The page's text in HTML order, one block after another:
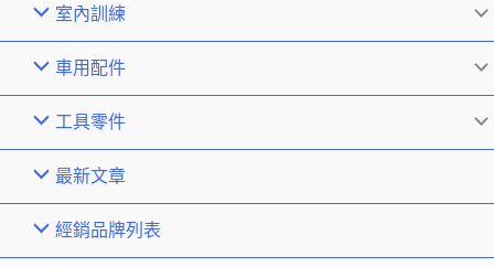
室內訓練
車用配件
工具零件
最新文章
經銷品牌列表